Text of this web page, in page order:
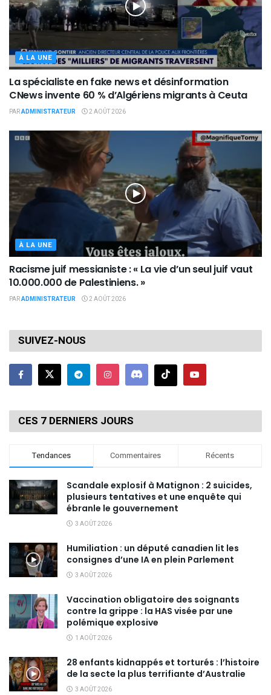
À LA UNE
La spécialiste en fake news et désinformation
CNews invente 60 % d’Algériens migrants à Ceuta
PARADMINISTRATEUR 2 AOÛT 2026
À LA UNE
Racisme juif messianiste : « La vie d’un seul juif vaut
10.000.000 de Palestiniens. »
PARADMINISTRATEUR 2 AOÛT 2026
SUIVEZ-NOUS
CES 7 DERNIERS JOURS
Tendances Commentaires Récents
Scandale explosif à Matignon : 2 suicides,
plusieurs tentatives et une enquête qui
ébranle le gouvernement
3 AOÛT 2026
Humiliation : un député canadien lit les
consignes d’une IA en plein Parlement
3 AOÛT 2026
Vaccination obligatoire des soignants
contre la grippe : la HAS visée par une
polémique explosive
1 AOÛT 2026
28 enfants kidnappés et torturés : l’histoire
de la secte la plus terrifiante d’Australie
3 AOÛT 2026